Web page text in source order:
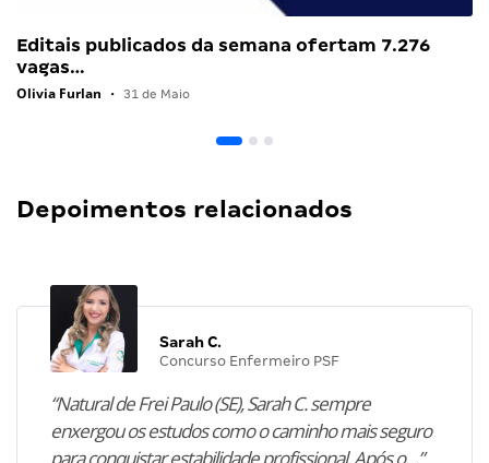
Editais publicados da semana ofertam 7.276
vagas…
Olivia Furlan • 31 de Maio
Depoimentos relacionados
Sarah C.
Concurso Enfermeiro PSF
“Natural de Frei Paulo (SE), Sarah C. sempre
enxergou os estudos como o caminho mais seguro